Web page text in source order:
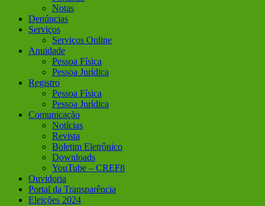
Notas
Denúncias
Serviços
Serviços Online
Anuidade
Pessoa Física
Pessoa Jurídica
Registro
Pessoa Física
Pessoa Jurídica
Comunicação
Notícias
Revista
Boletim Eletrônico
Downloads
YouTube – CREF8
Ouvidoria
Portal da Transparência
Eleições 2024